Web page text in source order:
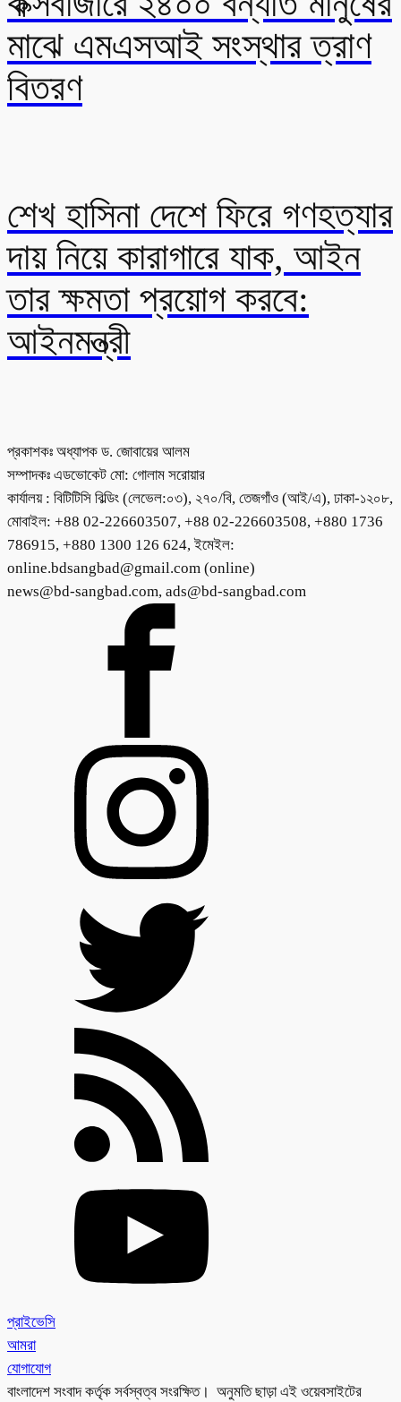
মাঝে এমএসআই সংস্থার ত্রাণ
বিতরণ
শেখ হাসিনা দেশে ফিরে গণহত্যার
দায় নিয়ে কারাগারে যাক, আইন
তার ক্ষমতা প্রয়োগ করবে:
আইনমন্ত্রী
প্রকাশকঃ অধ্যাপক ড. জোবায়ের আলম
সম্পাদকঃ এডভোকেট মো: গোলাম সরোয়ার
কার্যালয় : বিটিটিসি বিল্ডিং (লেভেল:০৩), ২৭০/বি, তেজগাঁও (আই/এ), ঢাকা-১২০৮,
মোবাইল: +88 02-226603507, +88 02-226603508, +880 1736
786915, +880 1300 126 624, ইমেইল:
online.bdsangbad@gmail.com (online)
news@bd-sangbad.com, ads@bd-sangbad.com
প্রাইভেসি
আমরা
যোগাযোগ
বাংলাদেশ সংবাদ কর্তৃক সর্বস্বত্ব সংরক্ষিত। অনুমতি ছাড়া এই ওয়েবসাইটের